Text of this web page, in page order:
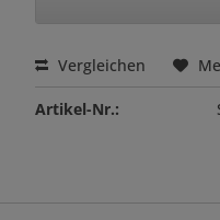
Vergleichen
Artikel-Nr.: